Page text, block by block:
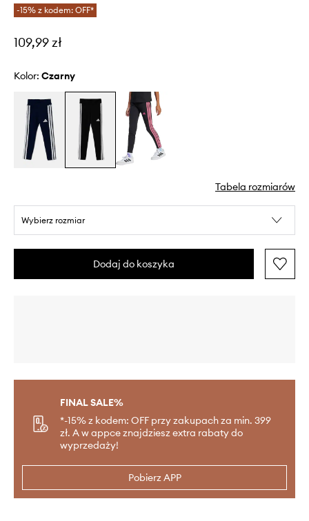
-15% z kodem: OFF*
109,99 zł
Kolor: czarny
Tabela rozmiarów
Wybierz rozmiar
Dodaj do koszyka
FINAL SALE%
*-15% z kodem: OFF przy zakupach za min. 399
zł. A w appce znajdziesz extra rabaty do
wyprzedaży!
Pobierz APP